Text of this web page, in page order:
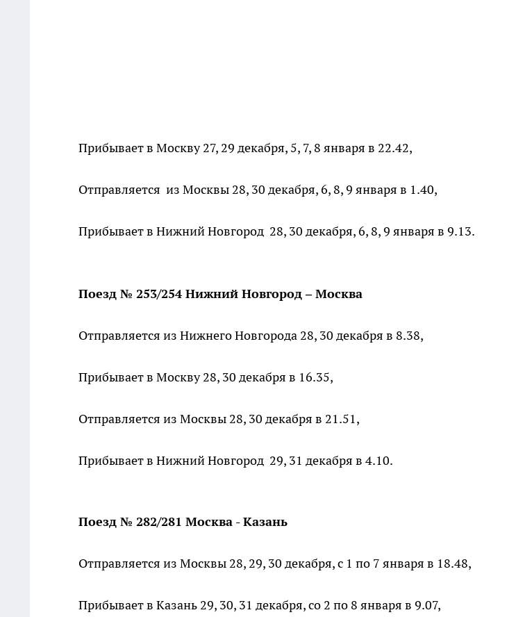
Прибывает в Москву 27, 29 декабря, 5, 7, 8 января в 22.42,
Отправляется из Москвы 28, 30 декабря, 6, 8, 9 января в 1.40,
Прибывает в Нижний Новгород 28, 30 декабря, 6, 8, 9 января в 9.13.
Поезд № 253/254 Нижний Новгород – Москва
Отправляется из Нижнего Новгорода 28, 30 декабря в 8.38,
Прибывает в Москву 28, 30 декабря в 16.35,
Отправляется из Москвы 28, 30 декабря в 21.51,
Прибывает в Нижний Новгород 29, 31 декабря в 4.10.
Поезд № 282/281 Москва - Казань
Отправляется из Москвы 28, 29, 30 декабря, с 1 по 7 января в 18.48,
Прибывает в Казань 29, 30, 31 декабря, со 2 по 8 января в 9.07,